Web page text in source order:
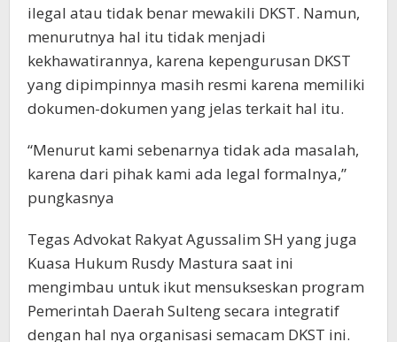
ilegal atau tidak benar mewakili DKST. Namun,
menurutnya hal itu tidak menjadi
kekhawatirannya, karena kepengurusan DKST
yang dipimpinnya masih resmi karena memiliki
dokumen-dokumen yang jelas terkait hal itu.
“Menurut kami sebenarnya tidak ada masalah,
karena dari pihak kami ada legal formalnya,”
pungkasnya
Tegas Advokat Rakyat Agussalim SH yang juga
Kuasa Hukum Rusdy Mastura saat ini
mengimbau untuk ikut mensukseskan program
Pemerintah Daerah Sulteng secara integratif
dengan hal nya organisasi semacam DKST ini.